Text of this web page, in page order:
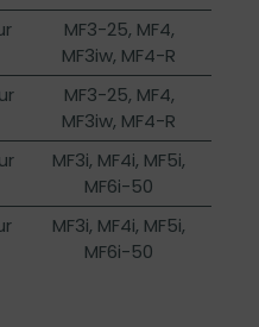
MF3-25, MF4,
MF3iw, MF4-R
MF3-25, MF4,
MF3iw, MF4-R
MF3i, MF4i, MF5i,
MF6i-50
MF3i, MF4i, MF5i,
MF6i-50